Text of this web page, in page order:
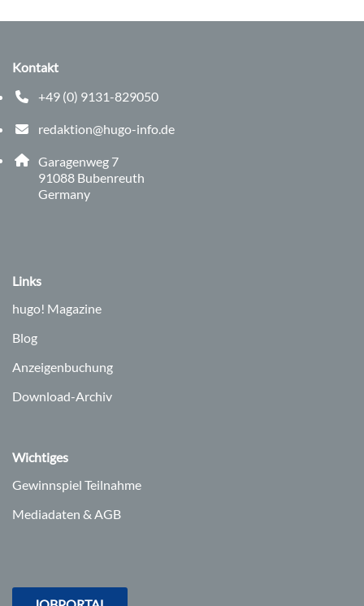
Kontakt
+49 (0) 9131-829050
Telefonnummer: 0 9 1 3 1 8 2 9 0 5 0
redaktion@hugo-info.de
E-Mail Adresse: redaktion@hugo-info.de
Adresse:
Garagenweg 7
91088 , 9 1 0 8 8
Bubenreuth
Germany
Links
hugo! Magazine
Blog
Anzeigenbuchung
Download-Archiv
Wichtiges
Gewinnspiel Teilnahme
Mediadaten & AGB